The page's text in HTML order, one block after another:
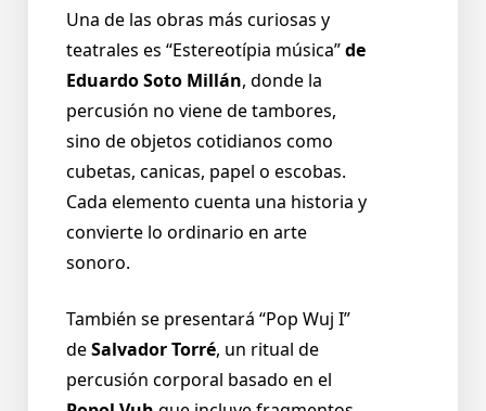
Una de las obras más curiosas y
teatrales es “Estereotípia música”de
Eduardo Soto Millán, donde la
percusión no viene de tambores,
sino de objetos cotidianos como
cubetas, canicas, papel o escobas.
Cada elemento cuenta una historia y
convierte lo ordinario en arte
sonoro.
También se presentará “Pop Wuj I”
deSalvador Torré, un ritual de
percusión corporal basado en el